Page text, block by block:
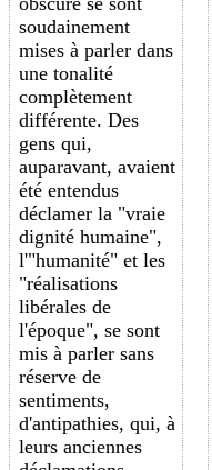
soudainement
mises à parler dans
une tonalité
complètement
différente. Des
gensqui,
auparavant, avaient
été entendus
déclamer la "vraie
dignité humaine",
l'"humanité" et les
"réalisations
libérales de
l'époque", se sont
mis à parler sans
réserve de
sentiments,
d'antipathies, qui, à
leurs anciennes